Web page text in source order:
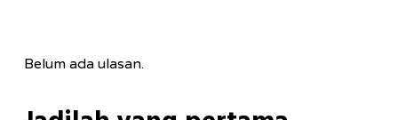
Belum ada ulasan.